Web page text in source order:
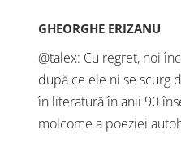
GHEORGHE ERIZANU
@talex: Cu regret, noi
după ce ele ni se scurg
în literatură în anii 90
molcome a poeziei